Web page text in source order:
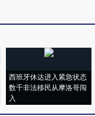
西班牙休达进入紧急状态
数千非法移民从摩洛哥闯
入